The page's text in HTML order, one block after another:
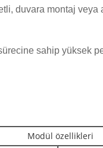
duvara montaj veya
sahip yüksek
Modül özellikleri